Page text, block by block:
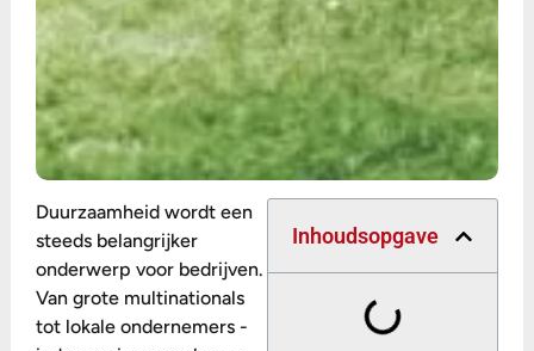
Duurzaamheid wordt een
steeds belangrijker
onderwerp voor bedrijven.
Van grote multinationals
tot lokale ondernemers -
Inhoudsopgave